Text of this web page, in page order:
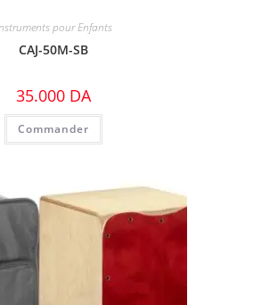
pour Enfants
CAJ-50M-SB
35.000 DA
Commander